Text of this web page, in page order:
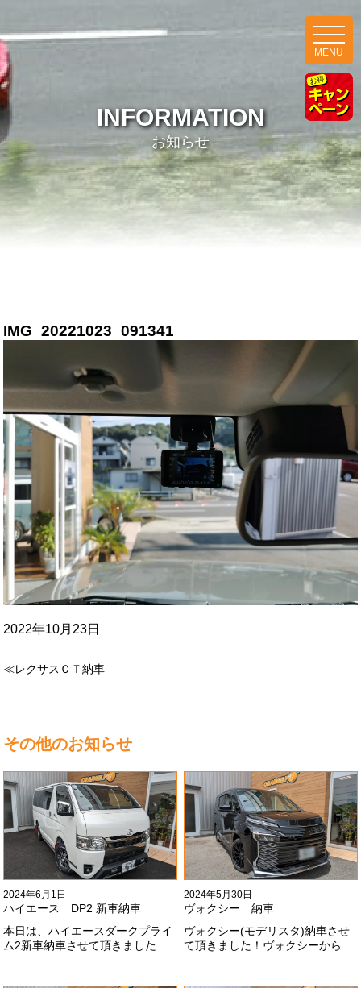
MENU
INFORMATION
お知らせ
IMG_20221023_091341
2022年10月23日
≪レクサスＣＴ納車
その他のお知らせ
2024年6月1日
ハイエース DP2 新車納車
本日は、ハイエースダークプライ
ム2新車納車させて頂きました！
2024年5月30日
ヴォクシー 納車
ヴォクシー(モデリスタ)納車させ
て頂きました！ヴォクシーからヴ